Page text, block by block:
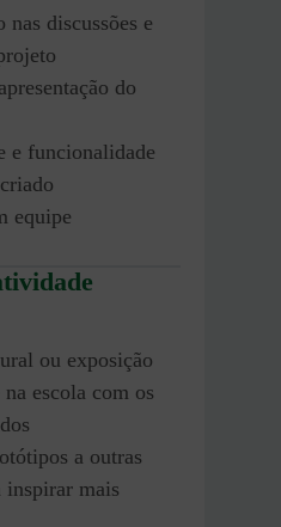
nas discussões e
do
e funcionalidade
equipe
ou exposição
na escola com os
a outras
inspirar mais